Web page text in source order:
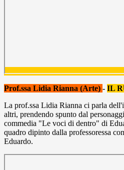
Prof.ssa Lidia Rianna (Arte) - IL
La prof.ssa Lidia Rianna ci parla
altri, prendendo spunto dal
commedia "Le voci di dentro" di
quadro dipinto dalla professoressa
Eduardo.